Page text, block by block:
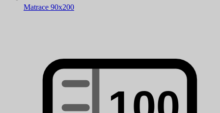
Matrace 90x200